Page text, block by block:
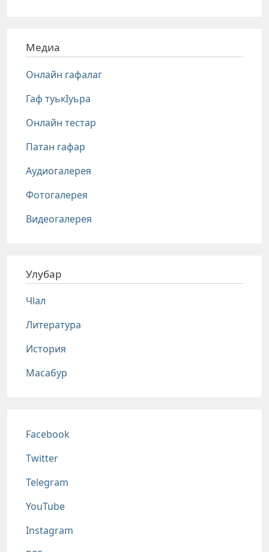
Медиа
Онлайн гафалаг
Гаф туькIуьра
Онлайн тестар
Патан гафар
Аудиогалерея
Фотогалерея
Видеогалерея
Улубар
Чlал
Литература
История
Масабур
Соц сети
Facebook
Twitter
Telegram
YouTube
Instagram